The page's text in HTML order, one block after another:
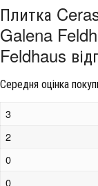
Плитка
Galena
Feldhaus
Середня оцінка
3
2
0
0